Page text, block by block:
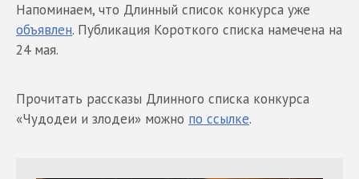
Напоминаем, что Длинный список конкурса уже
объявлен. Публикация Короткого списка намечена на
24 мая.
Прочитать рассказы Длинного списка конкурса
«Чудодеи и злодеи» можно по ссылке.